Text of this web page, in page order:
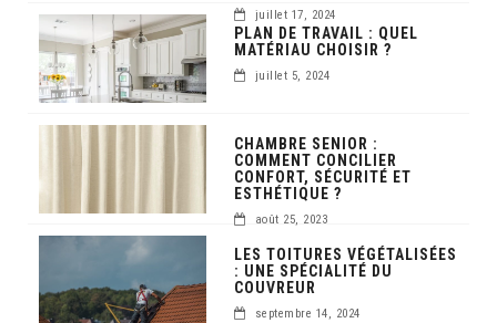
juillet 17, 2024
PLAN DE TRAVAIL : QUEL
MATÉRIAU CHOISIR ?
juillet 5, 2024
CHAMBRE SENIOR :
COMMENT CONCILIER
CONFORT, SÉCURITÉ ET
ESTHÉTIQUE ?
août 25, 2023
LES TOITURES VÉGÉTALISÉES
: UNE SPÉCIALITÉ DU
COUVREUR
septembre 14, 2024